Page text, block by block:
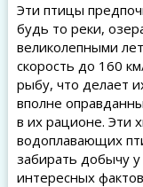
Эти птицы
будь то реки,
великолепными
скорость до 160
рыбу, что делает
вполне
в их рационе. Эти
водоплавающих
забирать добычу
интересных